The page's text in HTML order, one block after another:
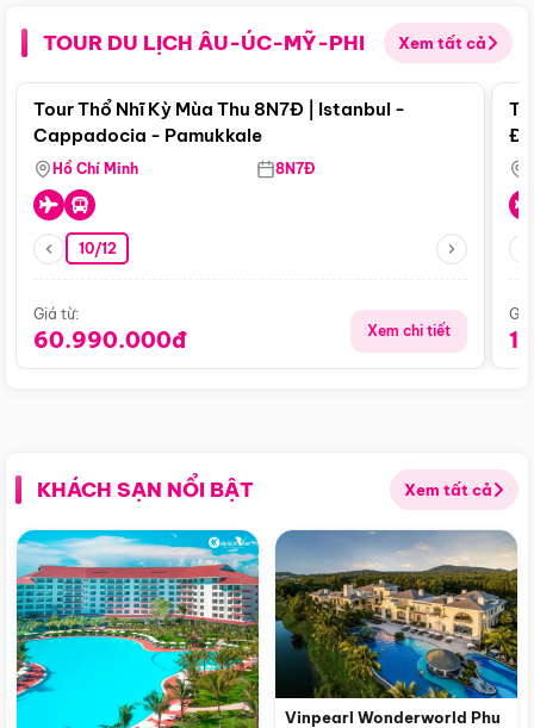
TOUR DU LỊCH ÂU-ÚC-MỸ-PHI Xem tất cả
Điểm nổi bật
Tour Thổ Nhĩ Kỳ Mùa Thu 8N7Đ | Istanbul -
Cappadocia - Pamukkale
Hồ Chí Minh 8N7Đ
10/12
Giá từ:
60.990.000đ Xem chi tiết
KHÁCH SẠN NỔI BẬT Xem tất cả
Vinpearl Wonderworld Phu